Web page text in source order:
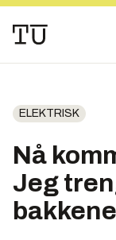
ELEKTRISK
Nå
Jeg
bakkene